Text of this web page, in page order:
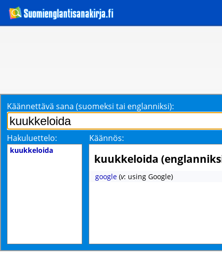
Käännettävä sana (suomeksi tai englanniksi):
Hakuluettelo: Käännös:
kuukkeloida
kuukkeloida
google (v: using Google)